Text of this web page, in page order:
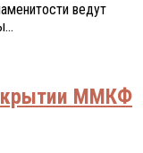
ведут
ММКФ